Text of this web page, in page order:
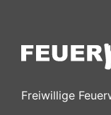
Freiwillige